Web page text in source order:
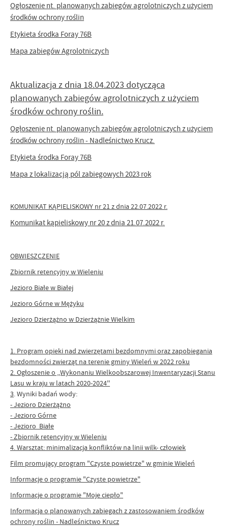
Ogłoszenie nt. planowanych zabiegów agrolotniczych z użyciem
środków ochrony roślin
Etykieta środka Foray 76B
Mapa zabiegów Agrolotniczych
Aktualizacja z dnia 18.04.2023 dotycząca
planowanych zabiegów agrolotniczych z użyciem
środków ochrony roślin.
Ogłoszenie nt. planowanych zabiegów agrolotniczych z użyciem
środków ochrony roślin - Nadleśnictwo Krucz.
Etykieta środka Foray 76B
Mapa z lokalizacją pól zabiegowych 2023 rok
KOMUNIKAT KĄPIELISKOWY nr 21 z dnia 22.07.2022 r.
Komunikat kąpieliskowy nr 20 z dnia 21.07.2022 r.
OBWIESZCZENIE
Zbiornik retencyjny w Wieleniu
Jezioro Białe w Białej
Jezioro Górne w Mężyku
Jezioro Dzierżążno w Dzierżążnie Wielkim
1. Program opieki nad zwierzętami bezdomnymi oraz zapobiegania
bezdomności zwierząt na terenie gminy Wieleń w 2022 roku
2. Ogłoszenie o ,,Wykonaniu Wielkoobszarowej Inwentaryzacji Stanu
Lasu w kraju w latach 2020-2024''
3. Wyniki badań wody:
- Jezioro Dzierżążno
- Jezioro Górne
- Jezioro Białe
- Zbiornik retencyjny w Wieleniu
4. Warsztat: minimalizacja konfliktów na linii wilk- człowiek
Film promujący program "Czyste powietrze" w gminie Wieleń
Informacje o programie "Czyste powietrze"
Informacje o programie "Moje ciepło"
Informacja o planowanych zabiegach z zastosowaniem środków
ochrony roślin - Nadleśnictwo Krucz